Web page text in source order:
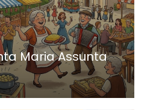
Maria Assunta